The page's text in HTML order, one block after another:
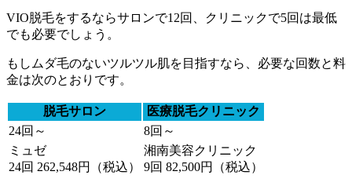
VIO脱毛をするならサロンで12回、クリニックで5回は最低
でも必要でしょう。
もし ムダ毛のないツルツル肌を目指すなら、必要な回数と料
金は次のとおりです。
脱毛サロン
医療脱毛クリニック
24回～
8回～
ミュゼ
24回 262,548円（税込）
湘南美容クリニック
9回 82,500円（税込）